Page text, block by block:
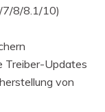
7/8/8.1/10)
Treiber-Updates
von